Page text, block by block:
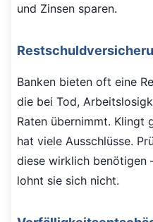
und Zinsen sparen.
Banken bieten oft eine
die bei Tod,
Raten übernimmt. Klingt
hat viele Ausschlüsse.
diese wirklich benötigen
lohnt sie sich nicht.